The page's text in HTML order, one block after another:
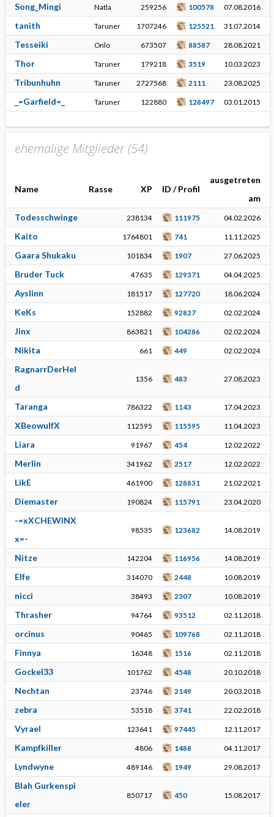
Song_Mingi Natla 259256 100578 07.08.2016
tanith Taruner 1707246 125521 31.07.2014
Tesseiki Onlo 673507 88587 28.08.2021
Thor Taruner 179218 3519 10.03.2023
Tribunhuhn Taruner 2727568 2111 23.08.2025
_=Garfield=_ Taruner 122880 128497 03.01.2015
ehemalige Mitglieder (54)
Name Rasse XP ID / Profil
ausgetreten
am
Todesschwinge
238134 111975 04.02.2026
Kaito 1764801 741 11.11.2025
Gaara Shukaku 101834 1907 27.06.2025
Bruder Tuck 47635 129371 04.04.2025
Ayslinn 181517 127720 18.06.2024
KeKs 152882 92827 02.02.2024
Jinx 863821 104286 02.02.2024
Nikita 661 449 02.02.2024
RagnarrDerHel
d
1356 483 27.08.2023
Taranga 786322 1143 17.04.2023
XBeowulfX 112595 115595 11.04.2023
Liara 91967 454 12.02.2022
Merlin 341962 2517 12.02.2022
LikE 461900 128831 21.02.2021
Diemaster 190824 115791 23.04.2020
-=xXCHEWINX
x=-
98535 123682 14.08.2019
Nitze 142204 116956 14.08.2019
Elfe 314070 2448 10.08.2019
nicci 38493 2307 10.08.2019
Thrasher 94764 93512 02.11.2018
orcinus 90465 109768 02.11.2018
Finnya 16348 1516 02.11.2018
Gockel33 101762 4548 20.10.2018
Nechtan 23746 2149 20.03.2018
zebra 53518 3741 22.02.2018
Vyrael 123641 97445 12.11.2017
Kampfkiller 4806 1488 04.11.2017
Lyndwyne 489146 1949 29.08.2017
Blah Gurkenspi
eler
850717 450 15.08.2017